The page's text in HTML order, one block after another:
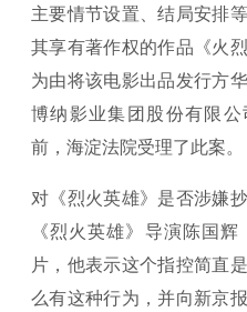
主要情节设置、结局安排
其享有著作权的作品《火
为由将该电影出品发行方
博纳影业集团股份有限
前，海淀法院受理了此案。
对《烈火英雄》是否涉嫌
《烈火英雄》导演陈国
片，他表示这个指控简直
么有这种行为，并向新京